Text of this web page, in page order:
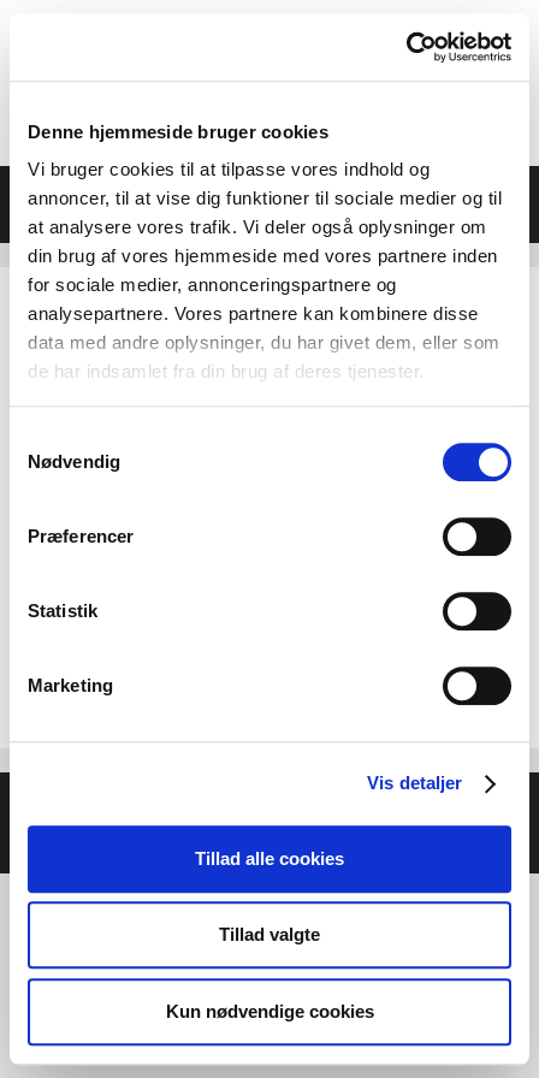
Denne hjemmeside bruger cookies
Vi bruger cookies til at tilpasse vores indhold og
annoncer, til at vise dig funktioner til sociale medier og til
at analysere vores trafik. Vi deler også oplysninger om
din brug af vores hjemmeside med vores partnere inden
for sociale medier, annonceringspartnere og
analysepartnere. Vores partnere kan kombinere disse
data med andre oplysninger, du har givet dem, eller som
de har indsamlet fra din brug af deres tjenester.
Nødvendig
Præferencer
Statistik
Marketing
Vis detaljer
Tillad alle cookies
Tillad valgte
Kun nødvendige cookies
indhold
Menu